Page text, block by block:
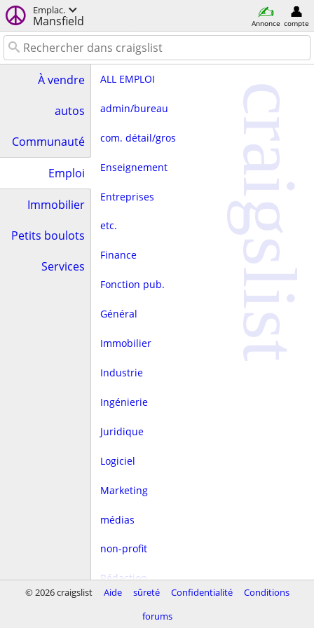
Emplac.
Mansfield Annonce compte
À vendre
autos
Communauté
Emploi
Immobilier
Petits boulots
Services
ALL EMPLOI
admin/bureau
com. détail/gros
Enseignement
Entreprises
etc.
Finance
Fonction pub.
Général
Immobilier
Industrie
Ingénierie
Juridique
Logiciel
Marketing
médias
non-profit
Rédaction
craigslist
© 2026 craigslist Aide sûreté Confidentialité
Conditions
forums